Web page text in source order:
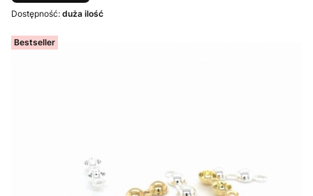
Dostępność: duża ilość
Bestseller